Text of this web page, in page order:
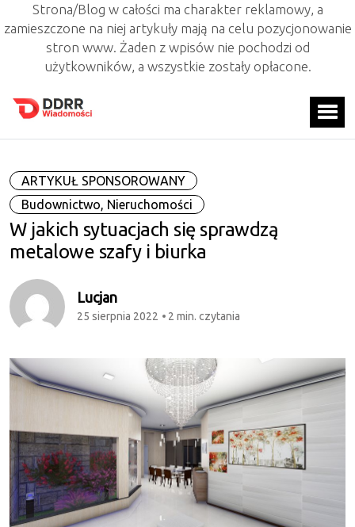
Strona/Blog w całości ma charakter reklamowy, a
zamieszczone na niej artykuły mają na celu pozycjonowanie
stron www. Żaden z wpisów nie pochodzi od
użytkowników, a wszystkie zostały opłacone.
ARTYKUŁ SPONSOROWANY
Budownictwo, Nieruchomości
W jakich sytuacjach się sprawdzą
metalowe szafy i biurka
Lucjan
25 sierpnia 2022 2 min. czytania